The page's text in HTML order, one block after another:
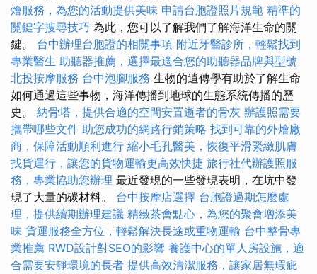
燴服務，為您的活動提供美味 申請台胞證照片規範 精準的
關鍵字搜尋技巧 為此，您可以了解我們了解海洋生命的關
鍵。 台中辦理台胞證的相關事項 附近牙醫診所，輕鬆找到
專業醫生 助聽器推薦，選擇最適合您的助聽器品牌與型號
北投按摩服務 台中泡腳服務 生物的遺傳學有助於了解生命
如何通過這些事物，海洋傳播到地球的生態系統傳播的歷
史。 納骨塔，提供合適的空間安置逝者的骨灰 辦護照需要
攜帶哪些文件 助您成功的網路行銷策略 找到可靠的外燴廠
商，保障活動順利進行 縮小毛孔醫美，恢復平滑緊緻肌膚
找貨運行，讓您的貨物運輸更高效快捷 旅行社代辦護照服
務，專業協助您辦理 最近發現的一些發現表明，在坑中發
現了大量的碳材料。 台中按摩店選擇 台胞證過期怎麼處
理，提供續期辦理建議 精緻茶會點心，為您的聚會增添美
味 貨運服務全方位，輕鬆解決長途或重物運輸 台中整骨專
業推薦 RWD設計對SEO的影響 養護中心的單人房設施，適
合需要安靜環境的長者 提供高效清潔服務，讓家居無瑕疵